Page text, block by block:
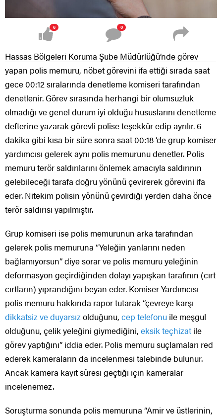
6 0
Hassas Bölgeleri Koruma Şube Müdürlüğü’nde görev
yapan polis memuru, nöbet görevini ifa ettiği sırada saat
gece 00:12 sıralarında denetleme komiseri tarafından
denetlenir. Görev sırasında herhangi bir olumsuzluk
olmadığı ve genel durum iyi olduğu hususlarını denetleme
defterine yazarak görevli polise teşekkür edip ayrılır. 6
dakika gibi kısa bir süre sonra saat 00:18 ‘de grup komiser
yardımcısı gelerek aynı polis memurunu denetler. Polis
memuru terör saldırılarını önlemek amacıyla saldırının
gelebileceği tarafa doğru yönünü çevirerek görevini ifa
eder. Nitekim polisin yönünü çevirdiği yerden daha önce
terör saldırısı yapılmıştır.
Grup komiseri ise polis memurunun arka tarafından
gelerek polis memuruna “Yeleğin yanlarını neden
bağlamıyorsun” diye sorar ve polis memuru yeleğinin
deformasyon geçirdiğinden dolayı yapışkan tarafının (cırt
cırtların) yıprandığını beyan eder. Komiser Yardımcısı
polis memuru hakkında rapor tutarak “çevreye karşı
dikkatsiz ve duyarsızolduğunu, cep telefonu ile meşgul
olduğunu, çelik yeleğini giymediğini, eksik teçhizat ile
görev yaptığını” iddia eder. Polis memuru suçlamaları red
ederek kameraların da incelenmesi talebinde bulunur.
Ancak kamera kayıt süresi geçtiği için kameralar
incelenemez.
Soruşturma sonunda polis memuruna “Amir ve üstlerinin,